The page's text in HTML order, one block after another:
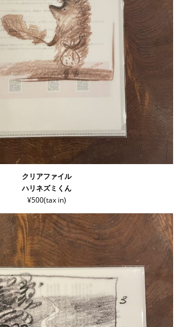
クリアファイル
ハリネズミくん
¥500(tax in)